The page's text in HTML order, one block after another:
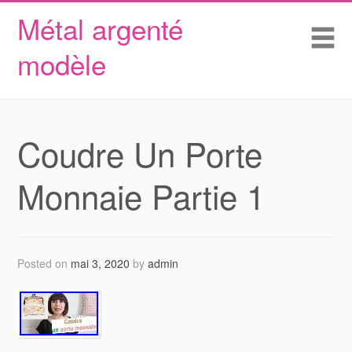
Métal argenté
modèle
Skip to content
Accueil
Conditions d’utilisation
Coudre Un Porte
Monnaie Partie 1
Posted on mai 3, 2020 byadmin